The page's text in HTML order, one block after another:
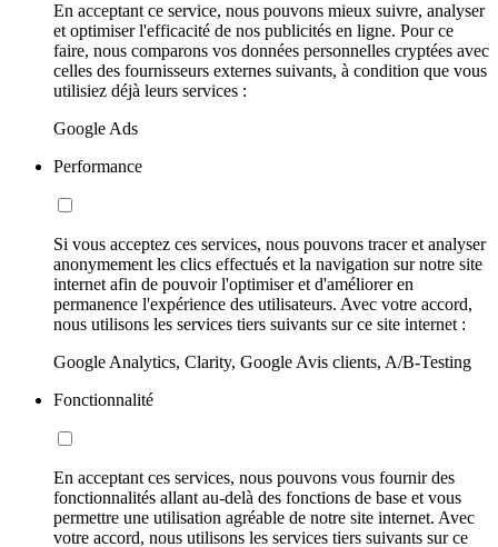
En acceptant ce service, nous pouvons mieux suivre, analyser
et optimiser l'efficacité de nos publicités en ligne. Pour ce
faire, nous comparons vos données personnelles cryptées avec
celles des fournisseurs externes suivants, à condition que vous
utilisiez déjà leurs services :
Google Ads
Performance
Si vous acceptez ces services, nous pouvons tracer et analyser
anonymement les clics effectués et la navigation sur notre site
internet afin de pouvoir l'optimiser et d'améliorer en
permanence l'expérience des utilisateurs. Avec votre accord,
nous utilisons les services tiers suivants sur ce site internet :
Google Analytics, Clarity, Google Avis clients, A/B-Testing
Fonctionnalité
En acceptant ces services, nous pouvons vous fournir des
fonctionnalités allant au-delà des fonctions de base et vous
permettre une utilisation agréable de notre site internet. Avec
votre accord, nous utilisons les services tiers suivants sur ce